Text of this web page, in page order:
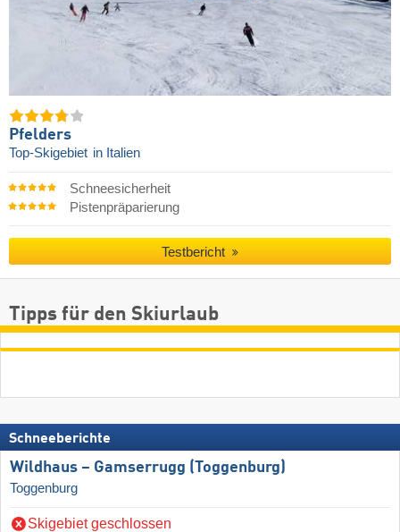
Pfelders
Top-Skigebiet in Italien
Schneesicherheit
Pistenpräparierung
Testbericht
Tipps für den Skiurlaub
Schneeberichte
Wildhaus – Gamserrugg (Toggenburg)
Toggenburg
Skigebiet geschlossen